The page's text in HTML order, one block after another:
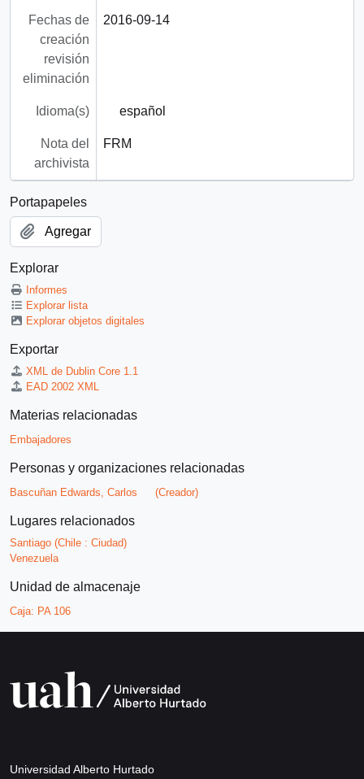
Fechas de
creación
revisión
eliminación
2016-09-14
Idioma(s) español
Nota del
archivista
FRM
Portapapeles
Agregar
Explorar
Informes
Explorar lista
Explorar objetos digitales
Exportar
XML de Dublin Core 1.1
EAD 2002 XML
Materias relacionadas
Embajadores
Personas y organizaciones relacionadas
Bascuñan Edwards, Carlos (Creador)
Lugares relacionados
Santiago (Chile : Ciudad)
Venezuela
Unidad de almacenaje
Caja: PA 106
Universidad Alberto Hurtado